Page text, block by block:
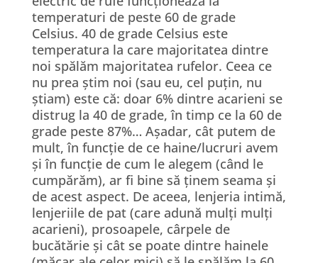
temperaturi de peste 60 de grade
Celsius. 40 de grade Celsius este
temperatura la care majoritatea dintre
noi spălăm majoritatea rufelor. Ceea ce
nu prea știm noi (sau eu, cel puțin, nu
știam) este că: doar 6% dintre acarieni se
distrug la 40 de grade, în timp ce la 60 de
grade peste 87%… Așadar, cât putem de
mult, în funcție de ce haine/lucruri avem
și în funcție de cum le alegem (când le
cumpărăm), ar fi bine să ținem seama și
de acest aspect. De aceea, lenjeria intimă,
lenjeriile de pat (care adună mulți mulți
acarieni), prosoapele, cârpele de
bucătărie și cât se poate dintre hainele